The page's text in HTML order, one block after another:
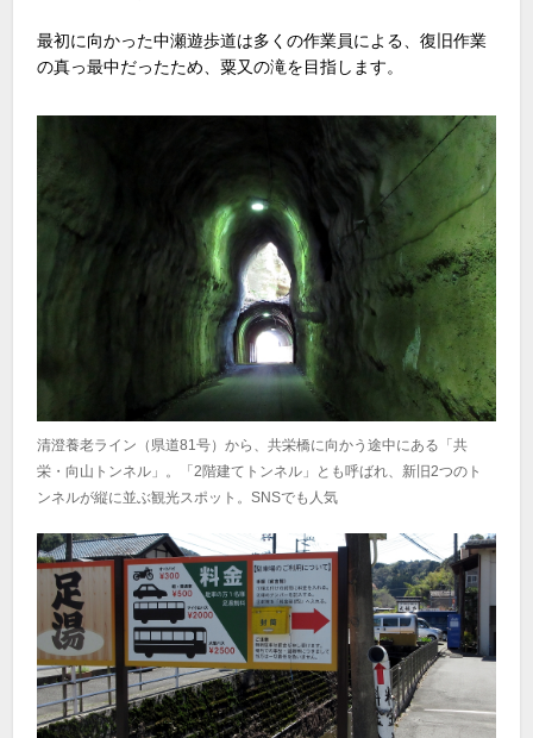
最初に向かった中瀬遊歩道は多くの作業員による、復旧作業
の真っ最中だったため、粟又の滝を目指します。
清澄養老ライン（県道81号）から、共栄橋に向かう途中にある「共
栄・向山トンネル」。「2階建てトンネル」とも呼ばれ、新旧2つのト
ンネルが縦に並ぶ観光スポット。SNSでも人気